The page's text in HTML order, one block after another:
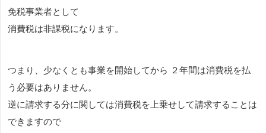
免税事業者として
消費税は非課税になります。
つまり、少なくとも事業を開始してから ２年間は消費税を払
う必要はありません。
逆に請求する分に関しては消費税を上乗せして請求することは
できますので